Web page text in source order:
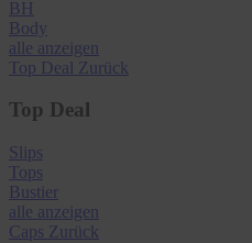
BH
Body
alle anzeigen
Top Deal Zurück
Top Deal
Slips
Tops
Bustier
alle anzeigen
Caps Zurück